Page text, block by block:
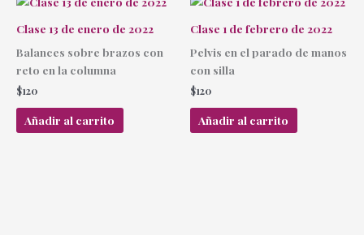
Clase 13 de enero de 2022
Balances sobre brazos con
reto en la columna
$120
Añadir al carrito
Clase 1 de febrero de 2022
Pelvis en el parado de manos
con silla
$120
Añadir al carrito